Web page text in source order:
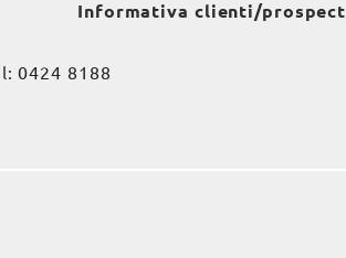
Informativa clienti/prospect
0424 8188